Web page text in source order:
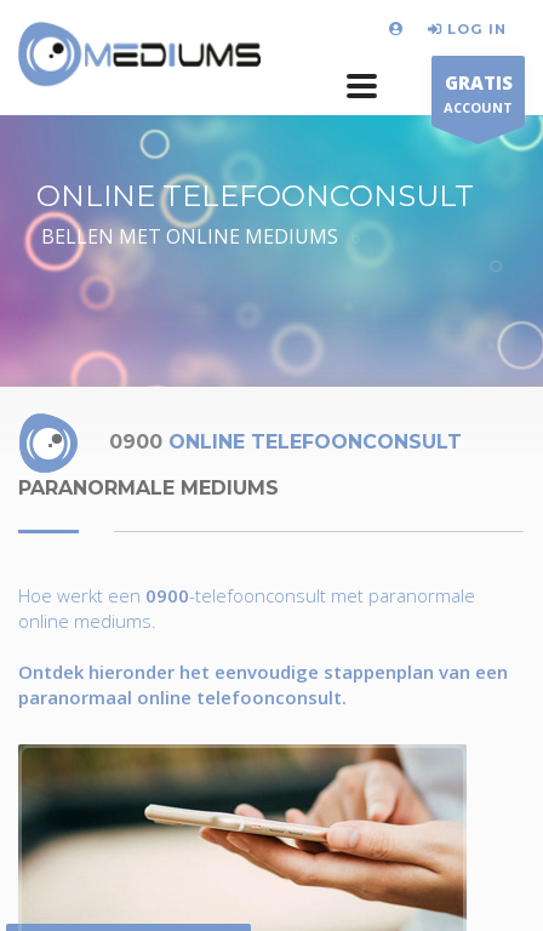
LOG IN
GRATIS
ACCOUNT
ONLINE TELEFOONCONSULT
BELLEN MET ONLINE MEDIUMS
0900 ONLINE TELEFOONCONSULT
PARANORMALE MEDIUMS
Hoe werkt een 0900-telefoonconsult met paranormale
online mediums.
Ontdek hieronder het eenvoudige stappenplan van een
paranormaal online telefoonconsult.